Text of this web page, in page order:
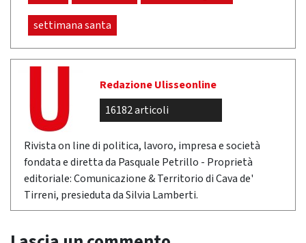
settimana santa
Redazione Ulisseonline
16182 articoli
Rivista on line di politica, lavoro, impresa e società
fondata e diretta da Pasquale Petrillo - Proprietà
editoriale: Comunicazione & Territorio di Cava de'
Tirreni, presieduta da Silvia Lamberti.